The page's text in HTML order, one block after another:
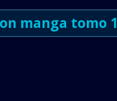
manga tomo 1